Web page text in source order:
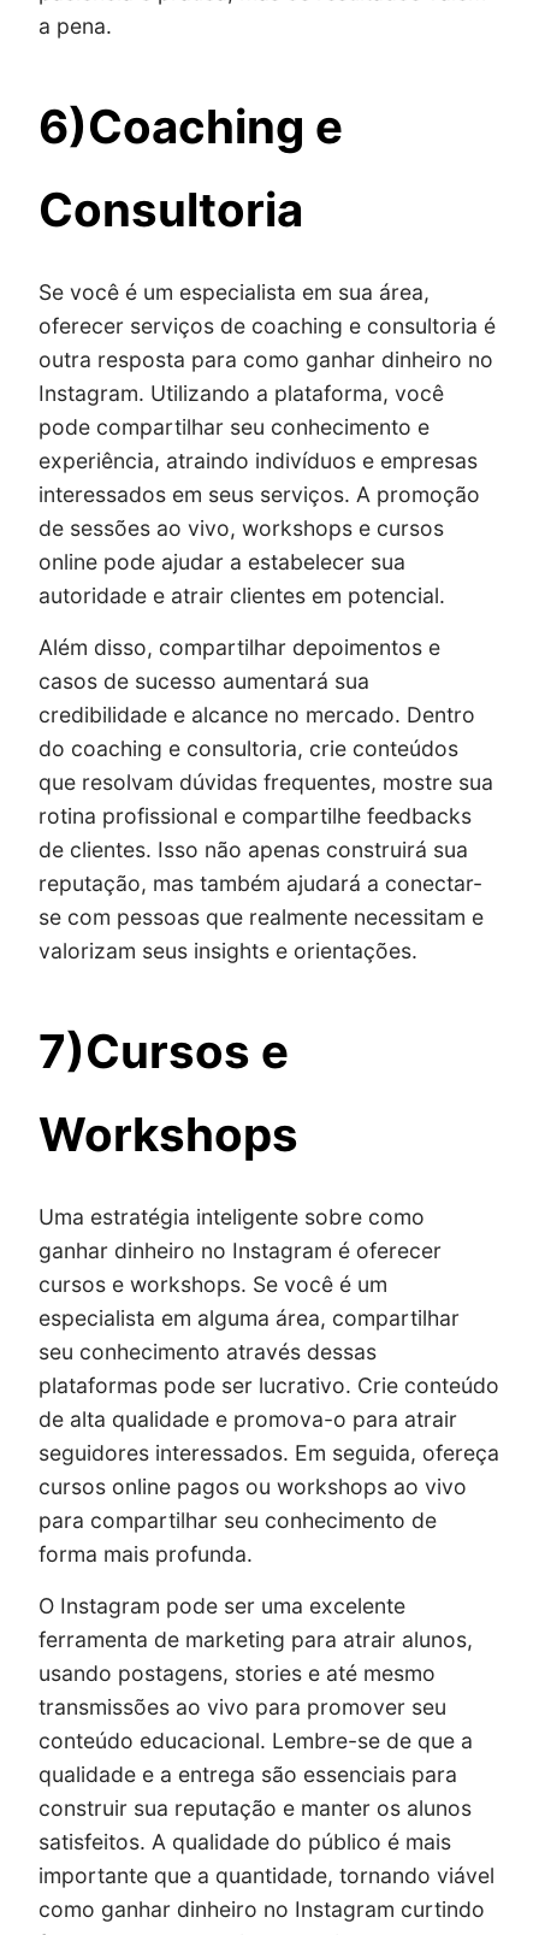
a pena.
6)Coaching e
Consultoria
Se você é um especialista em sua área,
oferecer serviços de coaching e consultoria é
outra resposta para como ganhar dinheiro no
Instagram. Utilizando a plataforma, você
pode compartilhar seu conhecimento e
experiência, atraindo indivíduos e empresas
interessados em seus serviços. A promoção
de sessões ao vivo, workshops e cursos
online pode ajudar a estabelecer sua
autoridade e atrair clientes em potencial.
Além disso, compartilhar depoimentos e
casos de sucesso aumentará sua
credibilidade e alcance no mercado. Dentro
do coaching e consultoria, crie conteúdos
que resolvam dúvidas frequentes, mostre sua
rotina profissional e compartilhe feedbacks
de clientes. Isso não apenas construirá sua
reputação, mas também ajudará a conectar-
se com pessoas que realmente necessitam e
valorizam seus insights e orientações.
7)Cursos e
Workshops
Uma estratégia inteligente sobre como
ganhar dinheiro no Instagram é oferecer
cursos e workshops. Se você é um
especialista em alguma área, compartilhar
seu conhecimento através dessas
plataformas pode ser lucrativo. Crie conteúdo
de alta qualidade e promova-o para atrair
seguidores interessados. Em seguida, ofereça
cursos online pagos ou workshops ao vivo
para compartilhar seu conhecimento de
forma mais profunda.
O Instagram pode ser uma excelente
ferramenta de marketing para atrair alunos,
usando postagens, stories e até mesmo
transmissões ao vivo para promover seu
conteúdo educacional. Lembre-se de que a
qualidade e a entrega são essenciais para
construir sua reputação e manter os alunos
satisfeitos. A qualidade do público é mais
importante que a quantidade, tornando viável
como ganhar dinheiro no Instagram curtindo